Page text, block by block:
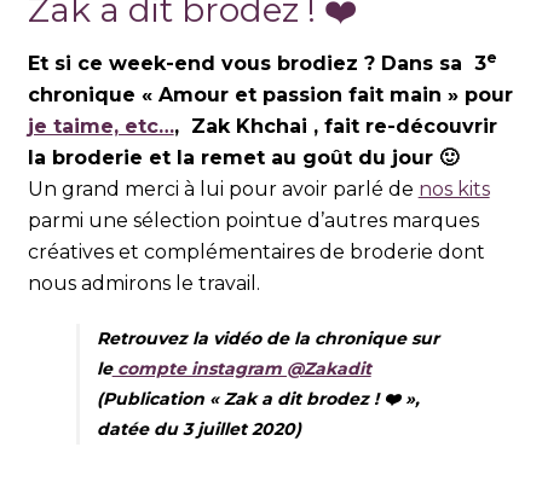
Zak a dit brodez ! ❤️
Et si ce week-end vous brodiez ? Dans sa 3e
chronique « Amour et passion fait main » pour
je taime, etc…, Zak Khchai , fait re-découvrir
la broderie et la remet au goût du jour 🙂
Un grand merci à lui pour avoir parlé de nos kits
parmi une sélection pointue d’autres marques
créatives et complémentaires de broderie dont
nous admirons le travail.
Retrouvez la vidéo de la chronique sur
lecompte instagram @Zakadit
(Publication «Zak a dit brodez ! ❤️ »,
datée du 3 juillet 2020)